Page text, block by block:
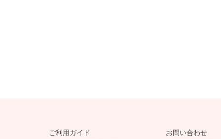
ご利用ガイド お問い合わせ